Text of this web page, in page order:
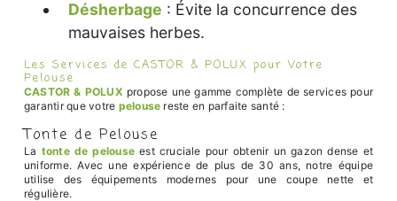
Désherbage : Évite la concurrence des
mauvaises herbes.
Les Services de CASTOR & POLUX pour Votre
Pelouse
CASTOR & POLUX propose une gamme complète de services pour
garantir que votre pelouse reste en parfaite santé :
Tonte de Pelouse
La tonte de pelouse est cruciale pour obtenir un gazon dense et
uniforme. Avec une expérience de plus de 30 ans, notre équipe
utilise des équipements modernes pour une coupe nette et
régulière.